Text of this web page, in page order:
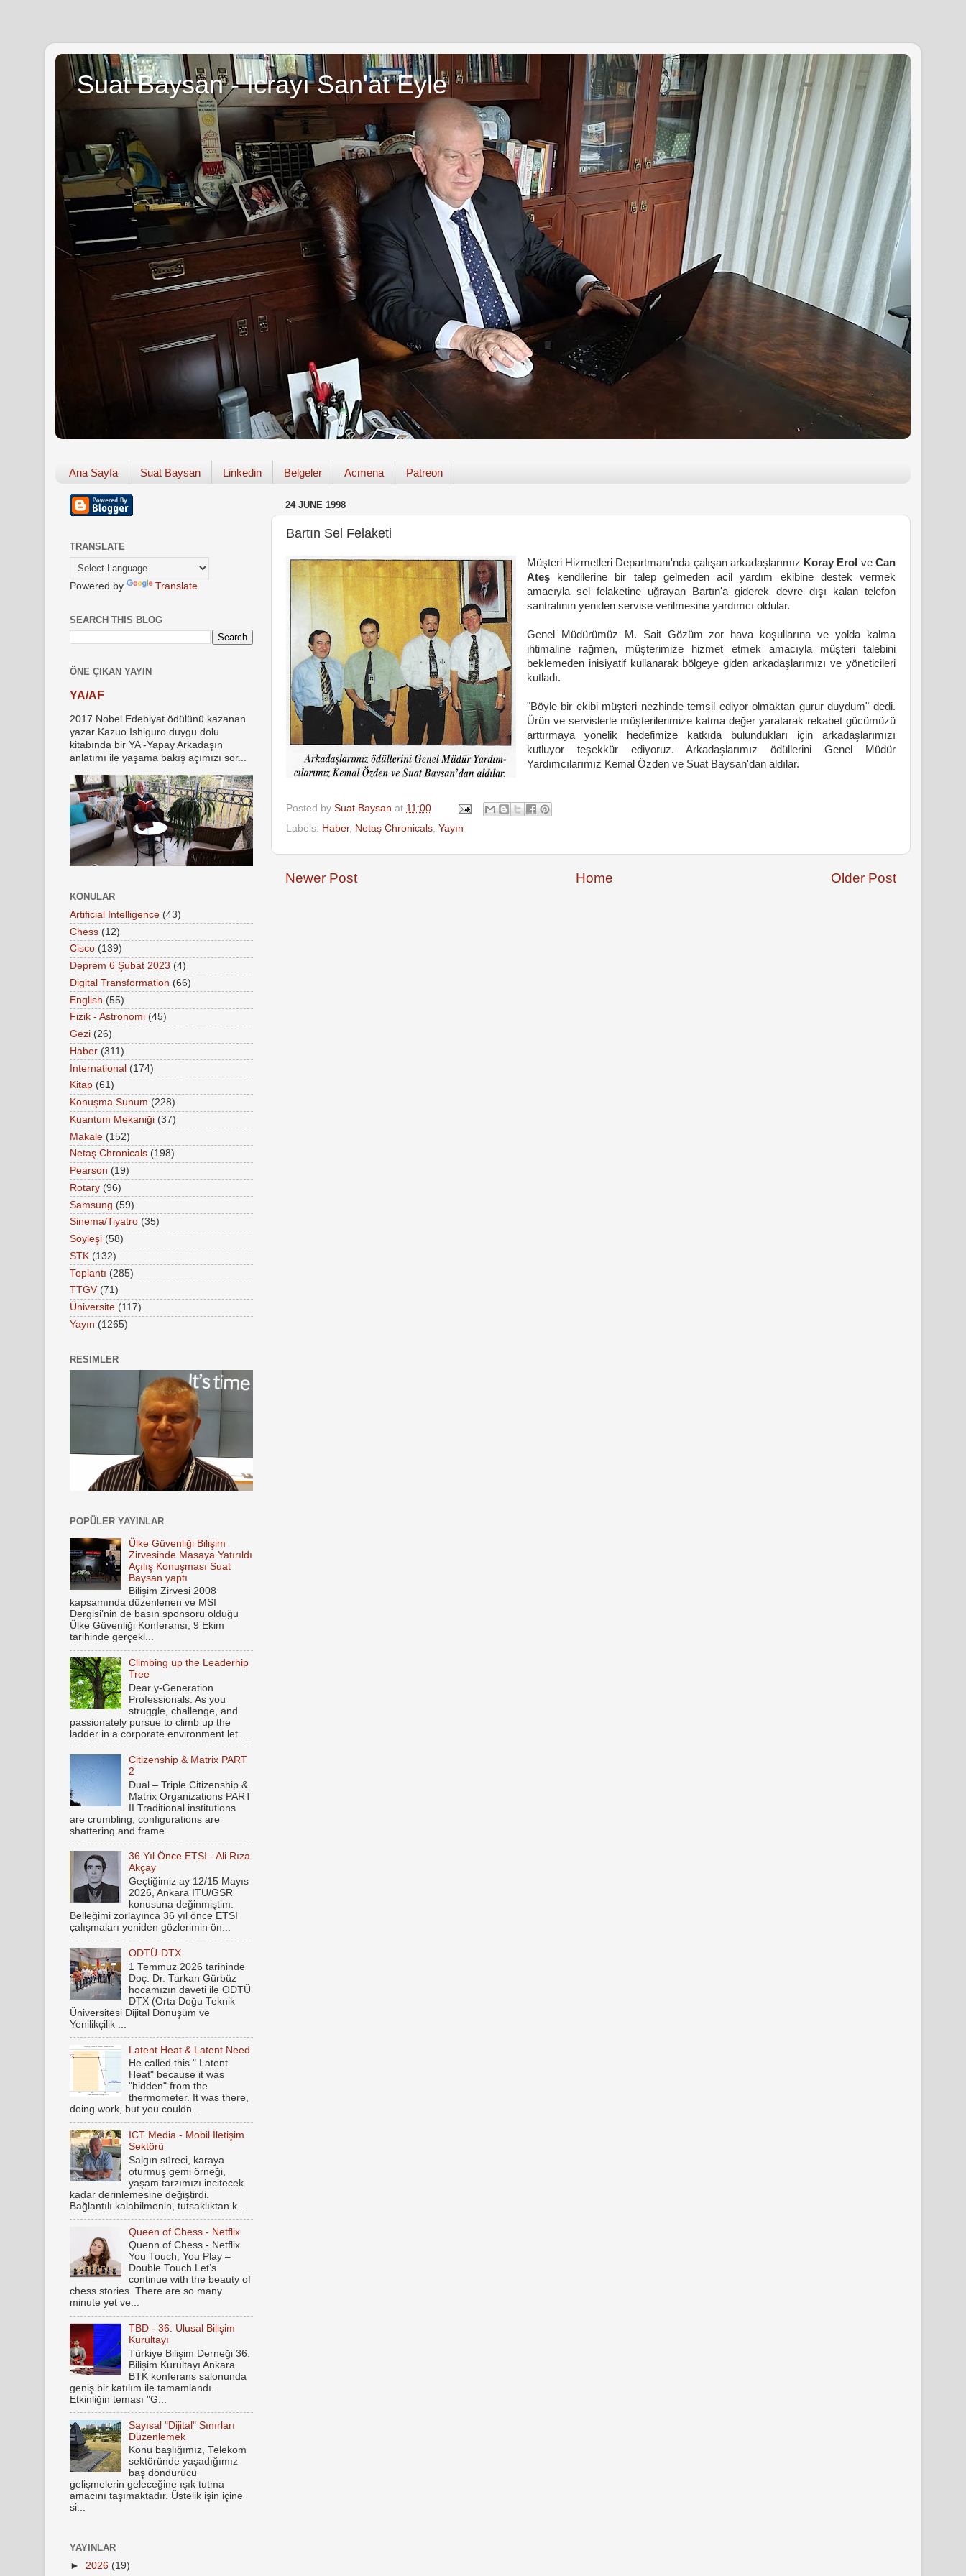
Suat Baysan - İcrayı San'at Eyle
Ana Sayfa Suat Baysan Linkedin Belgeler Acmena Patreon
24 JUNE 1998
Bartın Sel Felaketi
Müşteri Hizmetleri Departmanı'nda çalışan arkadaşlarımız Koray Erol veCan
Ateşkendilerine bir talep gelmeden acil yardım ekibine destek vermek
amacıyla sel felaketine uğrayan Bartın'a giderek devre dışı kalan telefon
santralının yeniden servise verilmesine yardımcı oldular.
Genel Müdürümüz M. Sait Gözüm zor hava koşullarına ve yolda kalma
ihtimaline rağmen, müşterimize hizmet etmek amacıyla müşteri talebini
beklemeden inisiyatif kullanarak bölgeye giden arkadaşlarımızı ve yöneticileri
kutladı.
"Böyle bir ekibi müşteri nezhinde temsil ediyor olmaktan gurur duydum" dedi.
Ürün ve servislerle müşterilerimize katma değer yaratarak rekabet gücümüzü
arttırmaya yönelik hedefimize katkıda bulundukları için arkadaşlarımızı
kutluyor teşekkür ediyoruz. Arkadaşlarımız ödüllerini Genel Müdür
Yardımcılarımız Kemal Özden ve Suat Baysan'dan aldılar.
Posted by Suat Baysan at 11:00
Labels: Haber, Netaş Chronicals Yayın
Newer Post Older Post
Home
TRANSLATE
Powered by Translate
SEARCH THIS BLOG
ÖNE ÇIKAN YAYIN
YA/AF
2017 Nobel Edebiyat ödülünü kazanan
yazar Kazuo Ishiguro duygu dolu
kitabında bir YA -Yapay Arkadaşın
anlatımı ile yaşama bakış açımızı sor...
KONULAR
Artificial Intelligence (43)
Chess (12)
Cisco (139)
Deprem 6 Şubat 2023 (4)
Digital Transformation (66)
English (55)
Fizik - Astronomi (45)
Gezi (26)
Haber (311)
International (174)
Kitap (61)
Konuşma Sunum (228)
Kuantum Mekaniği (37)
Makale (152)
Netaş Chronicals (198)
Pearson (19)
Rotary (96)
Samsung (59)
Sinema/Tiyatro (35)
Söyleşi (58)
STK (132)
Toplantı (285)
TTGV (71)
Üniversite (117)
Yayın (1265)
RESIMLER
POPÜLER YAYINLAR
Ülke Güvenliği Bilişim
Zirvesinde Masaya Yatırıldı
Açılış Konuşması Suat
Baysan yaptı
Bilişim Zirvesi 2008
kapsamında düzenlenen ve MSI
Dergisi’nin de basın sponsoru olduğu
Ülke Güvenliği Konferansı, 9 Ekim
tarihinde gerçekl...
Climbing up the Leaderhip
Tree
Dear y-Generation
Professionals. As you
struggle, challenge, and
passionately pursue to climb up the
ladder in a corporate environment let ...
Citizenship & Matrix PART
2
Dual – Triple Citizenship &
Matrix Organizations PART
II Traditional institutions
are crumbling, configurations are
shattering and frame...
36 Yıl Önce ETSI - Ali Rıza
Akçay
Geçtiğimiz ay 12/15 Mayıs
2026, Ankara ITU/GSR
konusuna değinmiştim.
Belleğimi zorlayınca 36 yıl önce ETSI
çalışmaları yeniden gözlerimin ön...
ODTÜ-DTX
1 Temmuz 2026 tarihinde
Doç. Dr. Tarkan Gürbüz
hocamızın daveti ile ODTÜ
DTX (Orta Doğu Teknik
Üniversitesi Dijital Dönüşüm ve
Yenilikçilik ...
Latent Heat & Latent Need
He called this " Latent
Heat" because it was
"hidden" from the
thermometer. It was there,
doing work, but you couldn...
ICT Media - Mobil İletişim
Sektörü
Salgın süreci, karaya
oturmuş gemi örneği,
yaşam tarzımızı incitecek
kadar derinlemesine değiştirdi.
Bağlantılı kalabilmenin, tutsaklıktan k...
Queen of Chess - Netflix
Quenn of Chess - Netflix
You Touch, You Play –
Double Touch Let’s
continue with the beauty of
chess stories. There are so many
minute yet ve...
TBD - 36. Ulusal Bilişim
Kurultayı
Türkiye Bilişim Derneği 36.
Bilişim Kurultayı Ankara
BTK konferans salonunda
geniş bir katılım ile tamamlandı.
Etkinliğin teması "G...
Sayısal "Dijital" Sınırları
Düzenlemek
Konu başlığımız, Telekom
sektöründe yaşadığımız
baş döndürücü
gelişmelerin geleceğine ışık tutma
amacını taşımaktadır. Üstelik işin içine
si...
YAYINLAR
► 2026 (19)